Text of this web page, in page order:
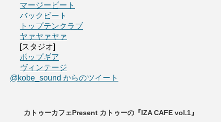
マージービート
バックビート
トップテンクラブ
ヤァヤァヤァ
[スタジオ]
ポップギア
ヴィンテージ
@kobe_sound からのツイート
カトゥーカフェPresent カトゥーの『IZA CAFE vol.1』